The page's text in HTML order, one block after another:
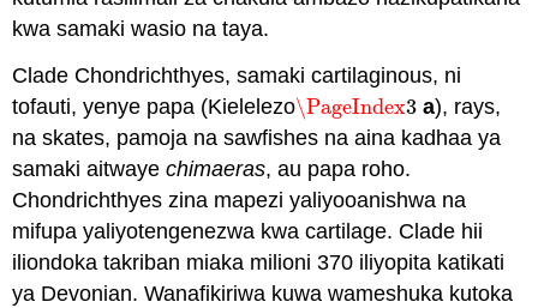
kwa samaki wasio na taya.
Clade Chondrichthyes, samaki cartilaginous, ni
tofauti, yenye papa (Kielelezo\PageIndex3
\PageIndex3 a), rays,
na skates, pamoja na sawfishes na aina kadhaa ya
samaki aitwayechimaeras, au papa roho.
Chondrichthyes zina mapezi yaliyooanishwa na
mifupa yaliyotengenezwa kwa cartilage. Clade hii
iliondoka takriban miaka milioni 370 iliyopita katikati
ya Devonian. Wanafikiriwa kuwa wameshuka kutoka